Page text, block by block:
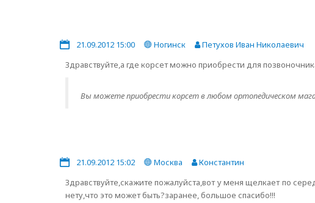
21.09.2012 15:00 Ногинск
Петухов Иван Николаевич
Здравствуйте,а где корсет можно приобрести для
Вы можете приобрести корсет в любом ортопедическом
21.09.2012 15:02 Москва
Константин
Здравствуйте,скажите пожалуйста,вот у меня щелкает по
нету,что это может быть?заранее, большое спасибо!!!